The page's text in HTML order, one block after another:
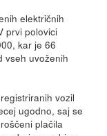
električnih
prvi polovici
kar je 66
vseh uvoženih
vozil
ugodno, saj se
plačila